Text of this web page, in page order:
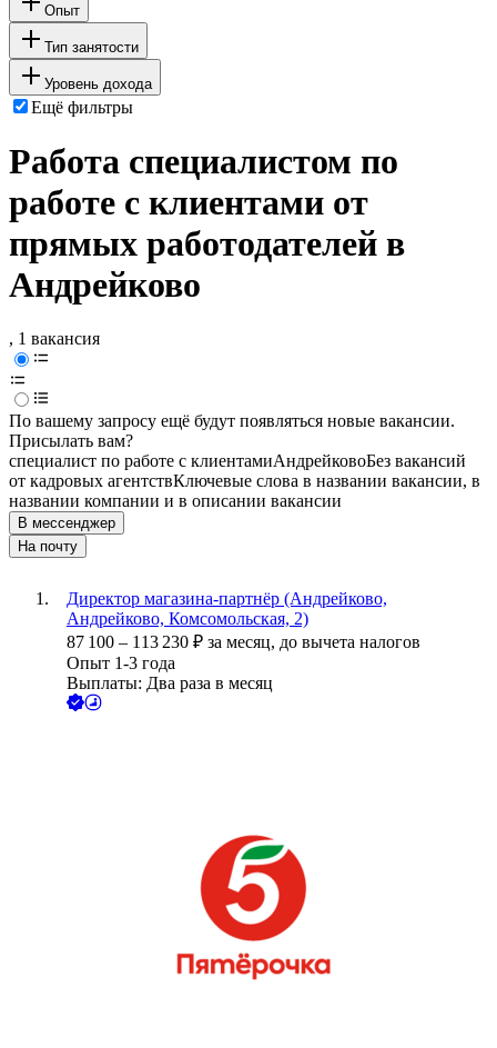
Опыт
Тип занятости
Уровень дохода
Ещё фильтры
Работа специалистом по
работе с клиентами от
прямых работодателей в
Андрейково
, 1 вакансия
По вашему запросу ещё будут появляться новые вакансии.
Присылать вам?
специалист по работе с клиентамиАндрейковоБез вакансий
от кадровых агентствКлючевые слова в названии вакансии, в
названии компании и в описании вакансии
В мессенджер
На почту
Директор магазина-партнёр (Андрейково,
Андрейково, Комсомольская, 2)
87 100 – 113 230 ₽ за месяц, до вычета налогов
Опыт 1-3 года
Выплаты: Два раза в месяц